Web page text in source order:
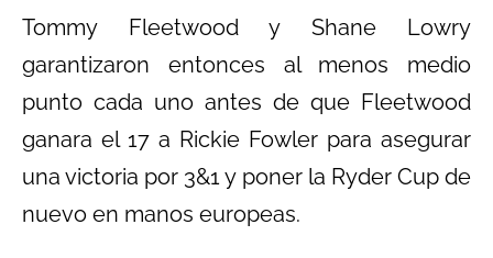
Tommy Fleetwood y Shane Lowry
garantizaron entonces al menos medio
punto cada uno antes de que Fleetwood
ganara el 17 a Rickie Fowler para asegurar
una victoria por 3&1 y poner la Ryder Cup de
nuevo en manos europeas.